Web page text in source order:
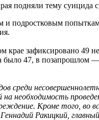
подняли тему суицида
и подростковым
крае зафиксировано 49
47, в позапрошлом —
среди
на необходимость
Кроме того, во
Ракицкий,